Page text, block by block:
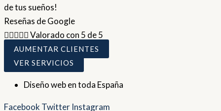
de tus sueños!
Reseñas de Google
Valorado con 5 de 5
AUMENTAR CLIENTES
VER SERVICIOS
Diseño web en toda España
Facebook Twitter Instagram